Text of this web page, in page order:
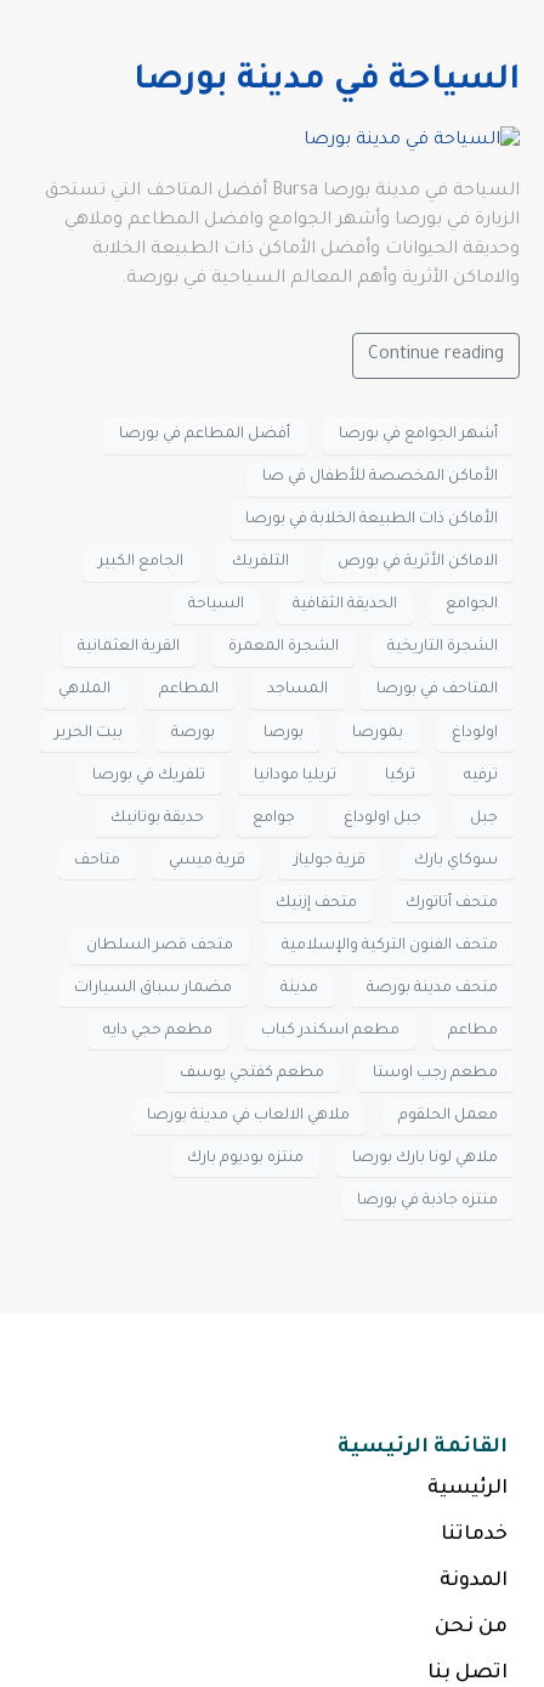
السياحة في مدينة بورصا
السياحة في مدينة بورصا Bursa أفضل المتاحف التي تستحق
الزيارة في بورصا وأشهر الجوامع وافضل المطاعم وملاهي
وحديقة الحيوانات وأفضل الأماكن ذات الطبيعة الخلابة
والاماكن الأثرية وأهم المعالم السياحية في بورصة.
Continue reading
أشهر الجوامع في بورصا أفضل المطاعم في بورصا
الأماكن المخصصة للأطفال في صا
الأماكن ذات الطبيعة الخلابة في بورصا
الاماكن الأثرية في بورص التلفريك الجامع الكبير
الجوامع الحديقة الثقافية السياحة
الشجرة التاريخية الشجرة المعمرة القرية العثمانية
المتاحف في بورصا المساجد المطاعم الملاهي
اولوداغ بمورصا بورصا بورصة بيت الحرير
ترفيه تركيا تريليا مودانيا تلفريك في بورصا
جبل جبل اولوداغ جوامع حديقة بوتانيك
سوكاي بارك قرية جولياز قرية ميسي متاحف
متحف أتاتورك متحف إزنيك
متحف الفنون التركية والإسلامية متحف قصر السلطان
متحف مدينة بورصة مدينة مضمار سباق السيارات
مطاعم مطعم اسكندر كباب مطعم حجي دايه
مطعم رجب اوستا مطعم كفتجي يوسف
معمل الحلقوم ملاهي الالعاب في مدينة بورصا
ملاهي لونا بارك بورصا منتزه بوديوم بارك
منتزه جاذبة في بورصا
القائمة الرئيسية
الرئيسية
خدماتنا
المدونة
من نحن
اتصل بنا